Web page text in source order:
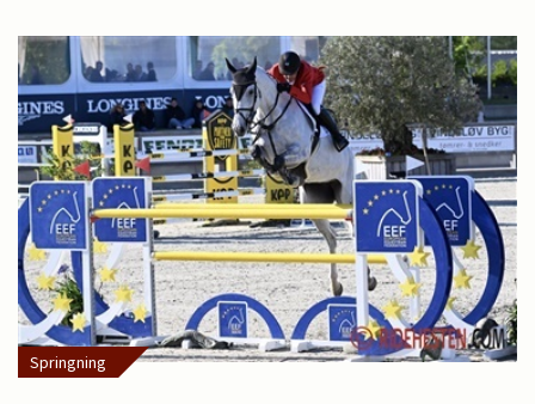
Springning